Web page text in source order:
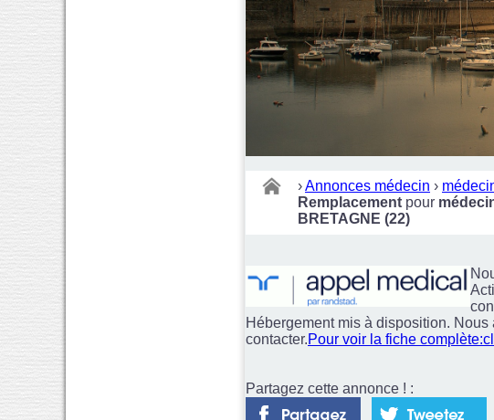
›Annonces médecin ›
Remplacement pour
BRETAGNE (22)
Hébergement mis à disposition.
contacter.Pour voir la fiche
Partagez cette annonce ! :